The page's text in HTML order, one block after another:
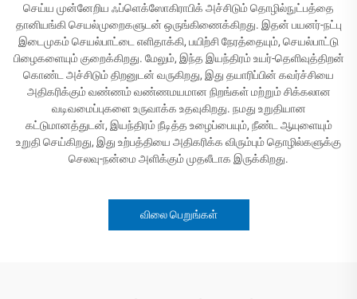
செய்ய முன்னேறிய ஃப்ளெக்ஸோகிராபிக் அச்சிடும் தொழில்நுட்பத்தை
தானியங்கி செயல்முறைகளுடன் ஒருங்கிணைக்கிறது. இதன் பயனர்-நட்பு
இடைமுகம் செயல்பாட்டை எளிதாக்கி, பயிற்சி நேரத்தையும், செயல்பாட்டு
பிழைகளையும் குறைக்கிறது. மேலும், இந்த இயந்திரம் உயர்-தெளிவுத்திறன்
கொண்ட அச்சிடும் திறனுடன் வருகிறது, இது தயாரிப்பின் கவர்ச்சியை
அதிகரிக்கும் வண்ணம் வண்ணமயமான நிறங்கள் மற்றும் சிக்கலான
வடிவமைப்புகளை உருவாக்க உதவுகிறது. நமது உறுதியான
கட்டுமானத்துடன், இயந்திரம் நீடித்த உழைப்பையும், நீண்ட ஆயுளையும்
உறுதி செய்கிறது, இது உற்பத்தியை அதிகரிக்க விரும்பும் தொழில்களுக்கு
செலவு-நன்மை அளிக்கும் முதலீடாக இருக்கிறது.
விலை பெறுங்கள்